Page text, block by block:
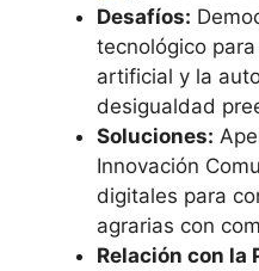
Desafíos:
tecnológico
artificial y la
desigualdad
Soluciones:
Innovación
digitales para
agrarias con
Relación con la